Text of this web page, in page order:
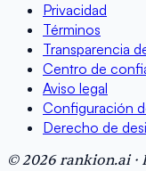
Privacidad
Términos
Transparencia
Centro de
Aviso legal
Configuración
Derecho de
© 2026 rankion.ai ·